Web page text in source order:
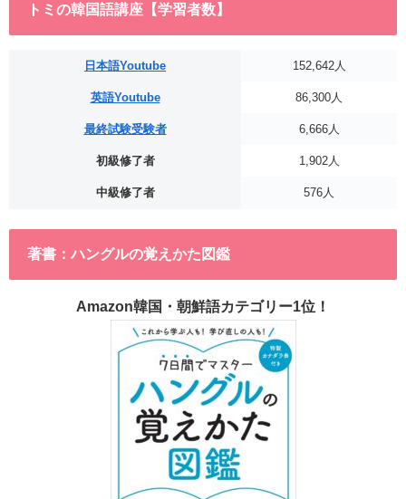
トミの韓国語講座【学習者数】
日本語Youtube 152,642人
英語Youtube 86,300人
最終試験受験者 6,666人
初級修了者 1,902人
中級修了者 576人
著書：ハングルの覚えかた図鑑
Amazon韓国・朝鮮語カテゴリー1位！